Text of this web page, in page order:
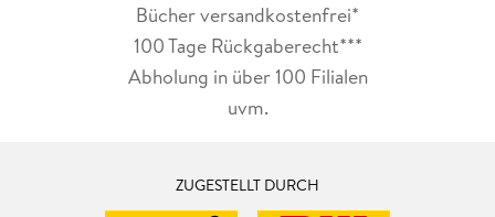
Bücher versandkostenfrei*
100 Tage Rückgaberecht***
Abholung in über 100 Filialen
uvm.
ZUGESTELLT DURCH